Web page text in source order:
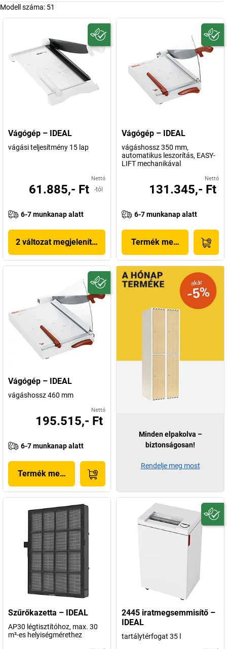
lemezeket, gumiszőnyegeket, műanyag- és fémfóliákat.
Hogy sose legyen állott a levegő az irodában, 2015-től
újdonságként megtalálható a kínálatunkban az IDEAL légtisztító.
„Levegőmosónak” is nevezik, mert nemcsak tisztít, hanem párásít
is. Használata különösen ajánlott fűtéskor, hiszen annak
köszönhetően a belső terek levegője egész éven át friss és
egészséges marad.” Mi következik ebből? Egyszerűen IDEAL:
Akarom, elteszem, megveszem!
Modell száma: 51
Vágógép – IDEAL
vágási teljesítmény 15 lap
Nettó
61.885,- Ft -tól
6-7 munkanap alatt
2 változat megjelenítése
Vágógép – IDEAL
vágáshossz 350 mm,
automatikus leszorítás, EASY-
LIFT mechanikával
Nettó
131.345,- Ft
6-7 munkanap alatt
Termék megjelenítése
Vágógép – IDEAL
vágáshossz 460 mm
Nettó
195.515,- Ft
6-7 munkanap alatt
Termék megjelenítése
Szűrőkazetta – IDEAL
AP30 légtisztítóhoz, max. 30
m²-es helyiségmérethez
2445 iratmegsemmisítő –
IDEAL
tartálytérfogat 35 l
Minden elpakolva –
biztonságosan!
Rendelje meg most